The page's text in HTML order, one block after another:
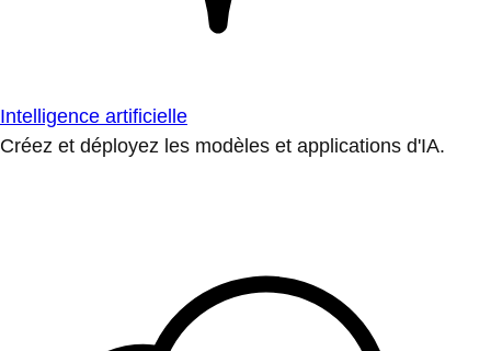
Intelligence artificielle
Créez et déployez les modèles et applications d'IA.